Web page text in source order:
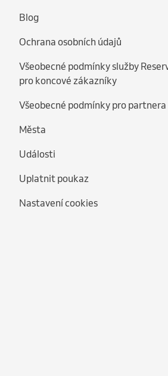
Blog
Ochrana osobních údajů
Všeobecné podmínky služby
pro koncové zákazníky
Všeobecné podmínky pro partnera
Města
Události
Uplatnit poukaz
Nastavení cookies